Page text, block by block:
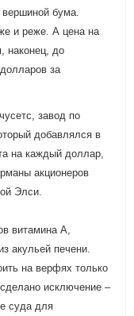
бума.
и реже. А цена на
наконец, до
за
завод по
добавлялся в
на каждый доллар,
акционеров
Элси.
витамина А,
акульей печени.
на верфях только
исключение –
суда для